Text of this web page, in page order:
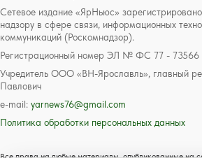
Сетевое издание «ЯрНьюс»
надзору в сфере связи, информационных
коммуникаций (Роскомнадзор).
Регистрационный номер ЭЛ № ФС 77 - 73566
Учредитель ООО «ВН-Ярославль», главный
Павлович
e-mail: yarnews76@gmail.com
Политика обработки персональных данных